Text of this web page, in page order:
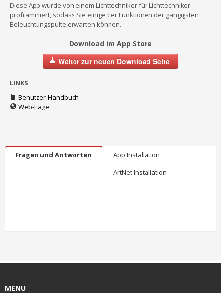
Diese App wurde von einem Lichttechniker für Lichttechniker
proframmiert, sodass Sie einige der Funktionen der gängigsten
Beleuchtungspulte erwarten können.
Download im App Store
Weiter zur neuen Download Seite
LINKS
Benutzer-Handbuch
Web-Page
Fragen und Antworten
App Installation
ArtNet Installation
MENU